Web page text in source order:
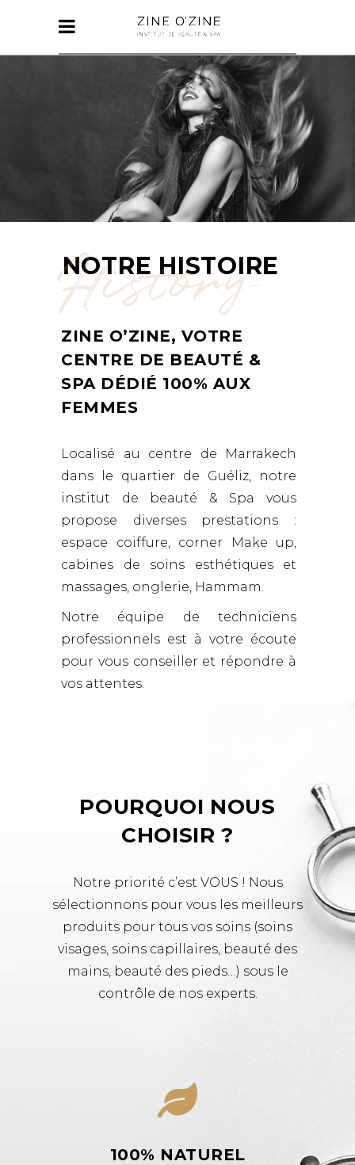
History
NOTRE HISTOIRE
ZINE O’ZINE, VOTRE
CENTRE DE BEAUTÉ &
SPA DÉDIÉ 100% AUX
FEMMES
Localisé au centre de Marrakech
dans le quartier de Guéliz, notre
institut de beauté & Spa vous
propose diverses prestations :
espace coiffure, corner Make up,
cabines de soins esthétiques et
massages, onglerie, Hammam.
Notre équipe de techniciens
professionnels est à votre écoute
pour vous conseiller et répondre à
vos attentes.
POURQUOI NOUS
CHOISIR ?
Notre priorité c’est VOUS ! Nous
sélectionnons pour vous les meilleurs
produits pour tous vos soins (soins
visages, soins capillaires, beauté des
mains, beauté des pieds…) sous le
contrôle de nos experts.
100% NATUREL